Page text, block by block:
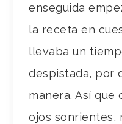
enseguida
la receta en
llevaba un
despistada, por
manera. Así que
ojos sonrientes,